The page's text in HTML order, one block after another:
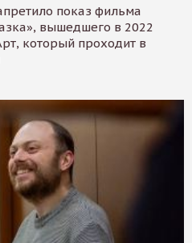
показ фильма
вышедшего в 2022
который проходит в